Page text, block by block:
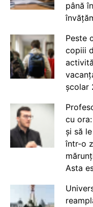
până
Peste
copiii
școlar
cu
și să
într-o
Asta